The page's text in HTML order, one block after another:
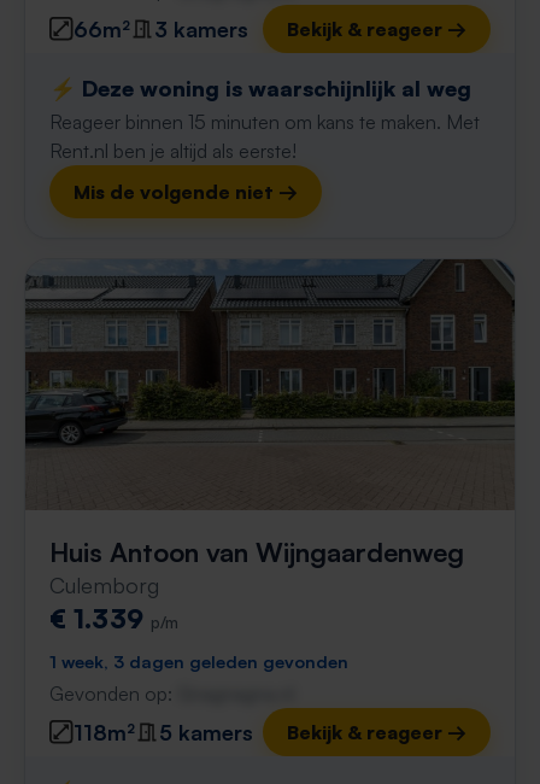
66m² 3 kamers Bekijk & reageer →
⚡️ Deze woning is waarschijnlijk al weg
Reageer binnen 15 minuten om kans te maken. Met
Rent.nl ben je altijd als eerste!
Mis de volgende niet →
Huis Antoon van Wijngaardenweg
Culemborg
€ 1.339 p/m
1 week, 3 dagen geleden gevonden
Gevonden op:
118m² 5 kamers Bekijk & reageer →